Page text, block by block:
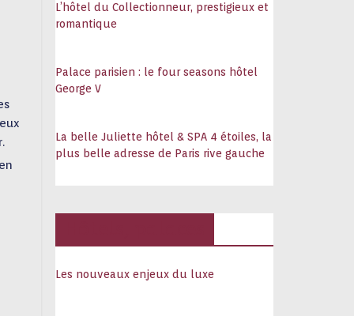
L’hôtel du Collectionneur, prestigieux et
romantique
Palace parisien : le four seasons hôtel
George V
La belle Juliette hôtel & SPA 4 étoiles, la
plus belle adresse de Paris rive gauche
Les nouveaux enjeux du luxe